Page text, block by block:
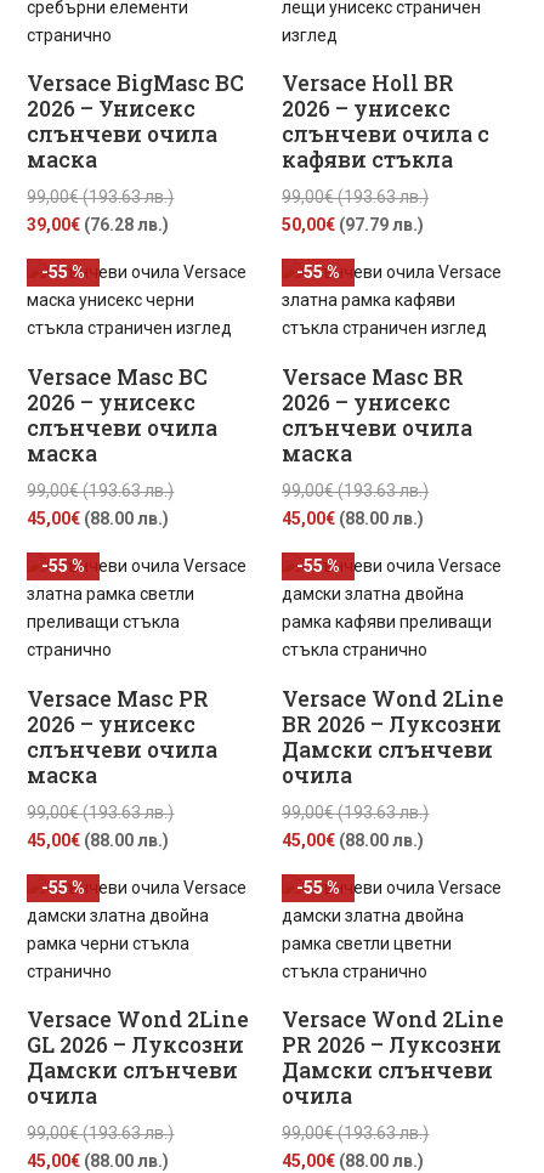
лв.).
(89.00
лв.).
(49.00
Versace BigMasc BC
2026 – Унисекс
слънчеви очила
маска
99,00€(193.63 лв.)Original
99,00€
(193.63
лв.).
39,00€ (76.28 лв.)
е:
39,00€
(76.28
Versace Holl BR
2026 – унисекс
слънчеви очила с
кафяви стъкла
99,00€(193.63 лв.)Original
99,00€
(193.63
лв.).
50,00€ (97.79 лв.)
е:
50,00€
(97.79
Versace Masc BC
2026 – унисекс
слънчеви очила
маска
99,00€(193.63 лв.)Original
99,00€
(193.63
лв.).
45,00€ (88.00 лв.)
е:
45,00€
(88.00
-55 %
Versace Masc BR
2026 – унисекс
слънчеви очила
маска
99,00€(193.63 лв.)Original
99,00€
(193.63
лв.).
45,00€ (88.00 лв.)
е:
45,00€
(88.00
лв.).
-55 %
Versace Masc PR
2026 – унисекс
слънчеви очила
маска
99,00€(193.63 лв.)Original
99,00€
(193.63
лв.).
45,00€ (88.00 лв.)
е:
45,00€
(88.00
-55 %
Versace Wond 2Line
BR 2026 – Луксозни
Дамски слънчеви
очила
99,00€(193.63 лв.)Original
99,00€
(193.63
лв.).
45,00€ (88.00 лв.)
е:
45,00€
(88.00
лв.).
-55 %
Versace Wond 2Line
GL 2026 – Луксозни
Дамски слънчеви
очила
99,00€(193.63 лв.)Original
45,00€ (88.00 лв.)
-55 %
Versace Wond 2Line
PR 2026 – Луксозни
Дамски слънчеви
очила
99,00€(193.63 лв.)Original
45,00€ (88.00 лв.)
-55 %